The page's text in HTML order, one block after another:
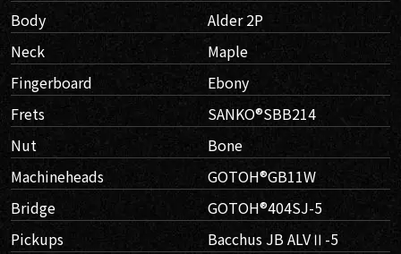
Body
Alder 2P
Neck
Maple
Fingerboard
Ebony
Frets
SANKO®︎SBB214
Nut
Bone
Machineheads
GOTOH®GB11W
Bridge
GOTOH®404SJ-5
Pickups
Bacchus JB ALVⅡ-5